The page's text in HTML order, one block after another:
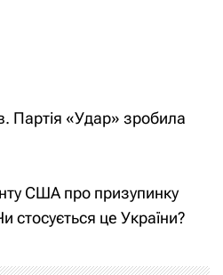
Партія «Удар» зробила
США про призупинку
стосується це України?